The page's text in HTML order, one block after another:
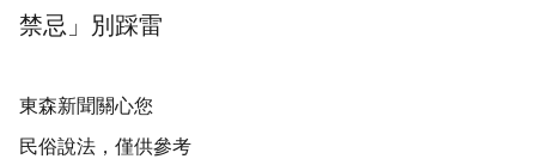
禁忌」別踩雷
東森新聞關心您
民俗說法，僅供參考